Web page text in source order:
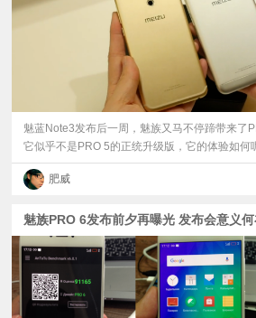
魅蓝Note3发布后一周，魅族又马不停蹄带来了
它似乎不是PRO 5的正统升级版，它的体验如何
肥威
魅族PRO 6发布前夕再曝光 发布会意义何